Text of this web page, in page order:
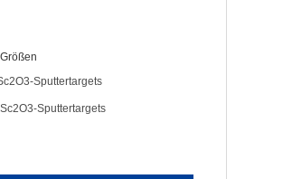
Sputtertargets
Sputtertargets